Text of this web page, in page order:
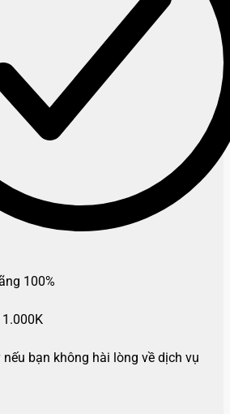
100%
bạn không hài lòng về dịch vụ